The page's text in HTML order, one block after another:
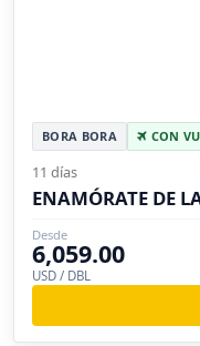
BORA BORA CON
11 días
ENAMÓRATE DE
Desde
6,059.00
USD / DBL